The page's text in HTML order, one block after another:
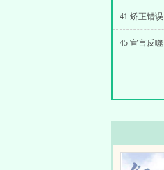
41 矫正错误
45 宣言反噬